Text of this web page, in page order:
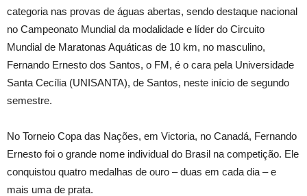
categoria nas provas de águas abertas, sendo destaque nacional
no Campeonato Mundial da modalidade e líder do Circuito
Mundial de Maratonas Aquáticas de 10 km, no masculino,
Fernando Ernesto dos Santos, o FM, é o cara pela Universidade
Santa Cecília (UNISANTA), de Santos, neste início de segundo
semestre.
No Torneio Copa das Nações, em Victoria, no Canadá, Fernando
Ernesto foi o grande nome individual do Brasil na competição. Ele
conquistou quatro medalhas de ouro – duas em cada dia – e
mais uma de prata.